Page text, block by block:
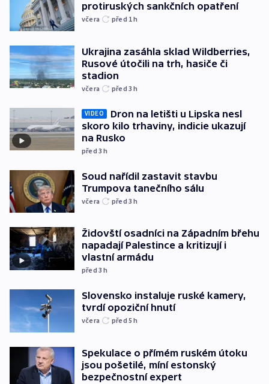
protiruských sankčních opatření
včera před 1h
Ukrajina zasáhla sklad Wildberries,
Rusové útočili na trh, hasiče či
stadion
včera před 3h
VIDEO
Dron na letišti u Lipska nesl
skoro kilo trhaviny, indicie ukazují
na Rusko
před 3h
Soud nařídil zastavit stavbu
Trumpova tanečního sálu
včera před 3h
Židovští osadníci na Západním břehu
napadají Palestince a kritizují i
vlastní armádu
před 3h
Slovensko instaluje ruské kamery,
tvrdí opoziční hnutí
včera před 5h
Spekulace o přímém ruském útoku
jsou pošetilé, míní estonský
bezpečnostní expert